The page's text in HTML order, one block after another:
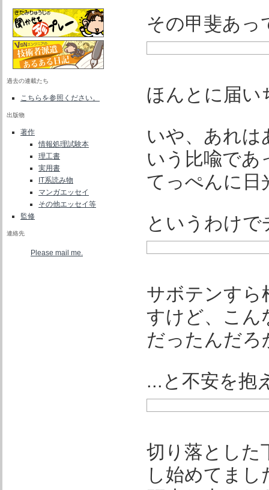
過去の連載たち
こちらを参照ください。
出版物
著作
情報処理試験本
理工書
実用書
IT系読み物
マンガエッセイ
その他エッセイ等
監修
連絡先
Please mail me.
その甲斐あっ
ほんとに届い
いや、あれは
いう比喩であ
てっぺんに日
というわけ
サボテンすら
すけど、こん
だったんだろ
...と不安を抱
切り落とした
し始めてま